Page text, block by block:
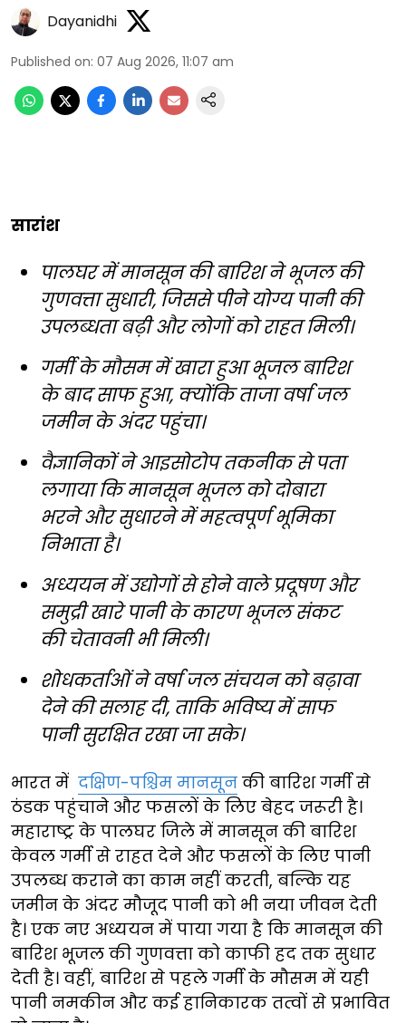
Dayanidhi
Published on: 07 Aug 2026, 11:07 am
सारांश
पालघर में मानसून की बारिश ने भूजल की
गुणवत्ता सुधारी, जिससे पीने योग्य पानी की
उपलब्धता बढ़ी और लोगों को राहत मिली।
गर्मी के मौसम में खारा हुआ भूजल बारिश
के बाद साफ हुआ, क्योंकि ताजा वर्षा जल
जमीन के अंदर पहुंचा।
वैज्ञानिकों ने आइसोटोप तकनीक से पता
लगाया कि मानसून भूजल को दोबारा
भरने और सुधारने में महत्वपूर्ण भूमिका
निभाता है।
अध्ययन में उद्योगों से होने वाले प्रदूषण और
समुद्री खारे पानी के कारण भूजल संकट
की चेतावनी भी मिली।
शोधकर्ताओं ने वर्षा जल संचयन को बढ़ावा
देने की सलाह दी, ताकि भविष्य में साफ
पानी सुरक्षित रखा जा सके।
भारत में दक्षिण-पश्चिम मानसून की बारिश गर्मी से
ठंडक पहुंचाने और फसलों के लिए बेहद जरूरी है।
महाराष्ट्र के पालघर जिले में मानसून की बारिश
केवल गर्मी से राहत देने और फसलों के लिए पानी
उपलब्ध कराने का काम नहीं करती, बल्कि यह
जमीन के अंदर मौजूद पानी को भी नया जीवन देती
है। एक नए अध्ययन में पाया गया है कि मानसून की
बारिश भूजल की गुणवत्ता को काफी हद तक सुधार
देती है। वहीं, बारिश से पहले गर्मी के मौसम में यही
पानी नमकीन और कई हानिकारक तत्वों से प्रभावित